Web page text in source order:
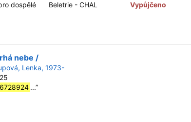
dospělé
Beletrie - CHAL Vypůjčeno
nebe /
Lenka, 1973-
...”